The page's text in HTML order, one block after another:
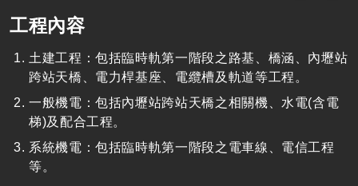
工程內容
土建工程 ：包括臨時軌第一階段之路基、橋涵、內壢站
跨站天橋、電力桿基座、電纜槽及軌道等工程。
一般機電 ：包括內壢站跨站天橋之相關機、水電(含電
梯)及配合工程。
系統機電：包括臨時軌第一階段之電車線、電信工程
等。